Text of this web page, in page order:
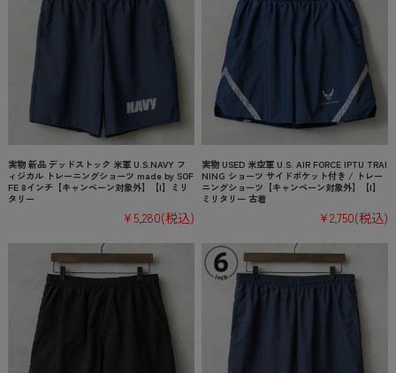
実物 新品 デッドストック 米軍 U.S.NAVY フ
ィジカル トレーニングショーツ made by SOF
FE 8インチ【キャンペーン対象外】【I】ミリ
タリー
¥5,280(税込)
実物 USED 米空軍 U.S. AIR FORCE IPTU TRAI
NING ショーツ サイドポケット付き / トレー
ニングショーツ【キャンペーン対象外】【I】
ミリタリー 古着
¥2,750(税込)